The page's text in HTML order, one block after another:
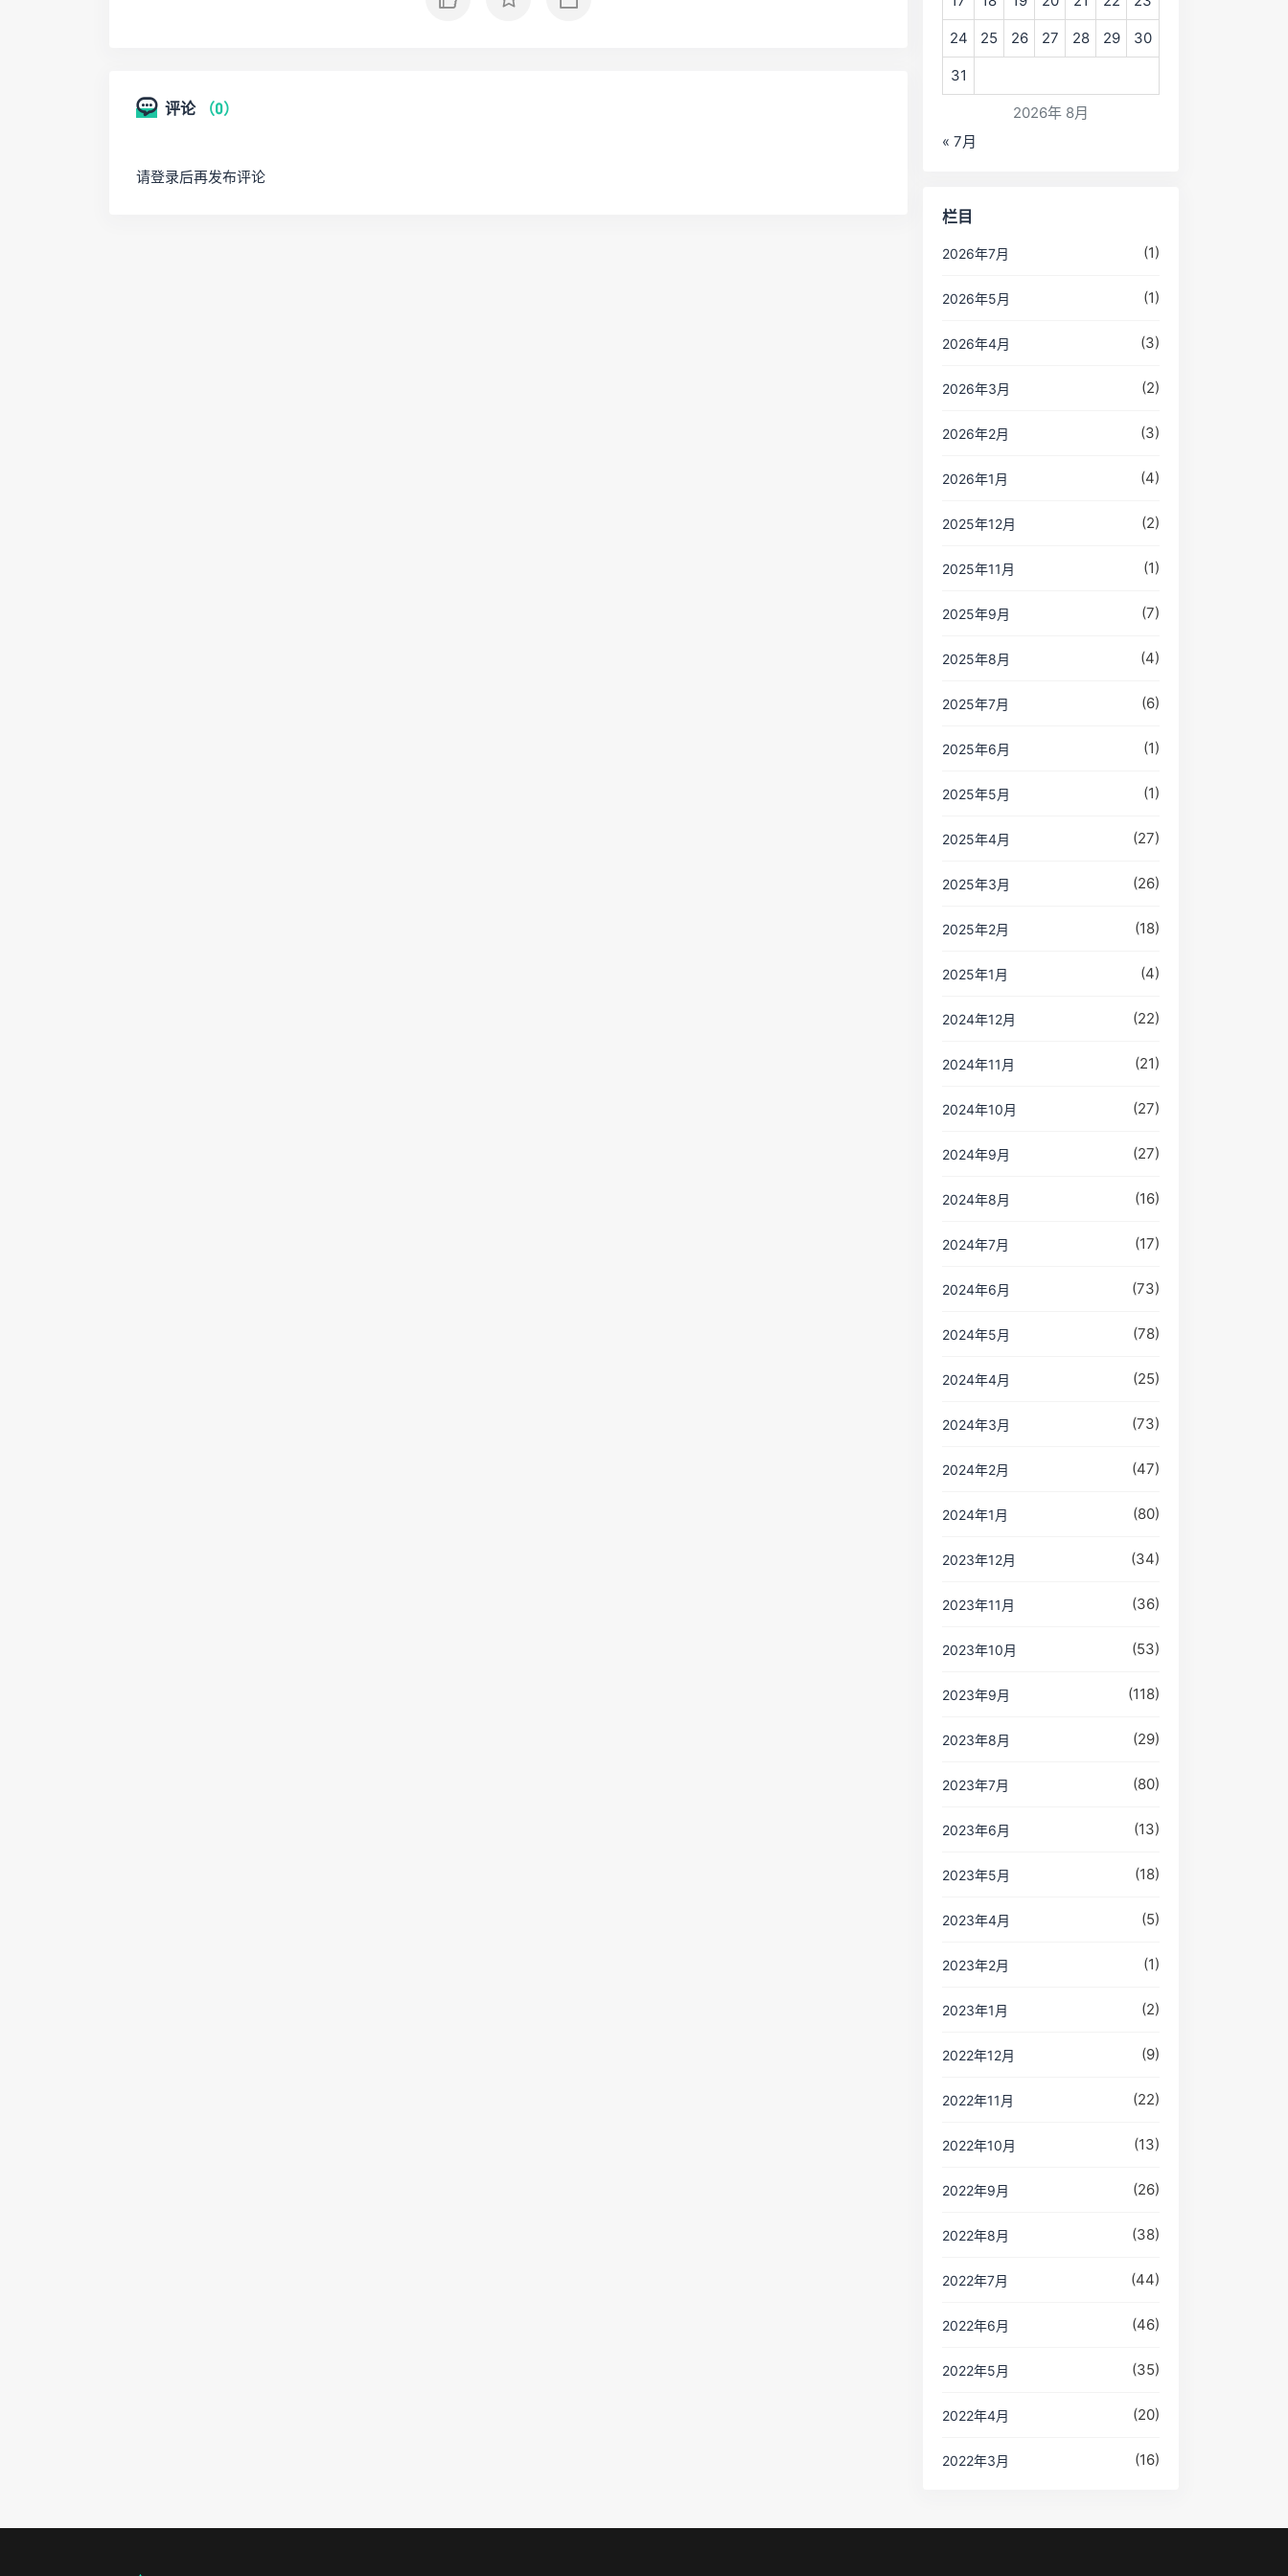
评论 （0）
请登录后再发布评论
2026年 8月
24 25 26 27 28 29 30
31
« 7月
栏目
2026年7月 (1)
2026年5月 (1)
2026年4月 (3)
2026年3月 (2)
2026年2月 (3)
2026年1月 (4)
2025年12月 (2)
2025年11月 (1)
2025年9月 (7)
2025年8月 (4)
2025年7月 (6)
2025年6月 (1)
2025年5月 (1)
2025年4月 (27)
2025年3月 (26)
2025年2月 (18)
2025年1月 (4)
2024年12月 (22)
2024年11月 (21)
2024年10月 (27)
2024年9月 (27)
2024年8月 (16)
2024年7月 (17)
2024年6月 (73)
2024年5月 (78)
2024年4月 (25)
2024年3月 (73)
2024年2月 (47)
2024年1月 (80)
2023年12月 (34)
2023年11月 (36)
2023年10月 (53)
2023年9月 (118)
2023年8月 (29)
2023年7月 (80)
2023年6月 (13)
2023年5月 (18)
2023年4月 (5)
2023年2月 (1)
2023年1月 (2)
2022年12月 (9)
2022年11月 (22)
2022年10月 (13)
2022年9月 (26)
2022年8月 (38)
2022年7月 (44)
2022年6月 (46)
2022年5月 (35)
2022年4月 (20)
2022年3月 (16)